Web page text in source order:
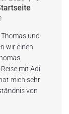
und
wir einen
mit Adi
mich sehr
von